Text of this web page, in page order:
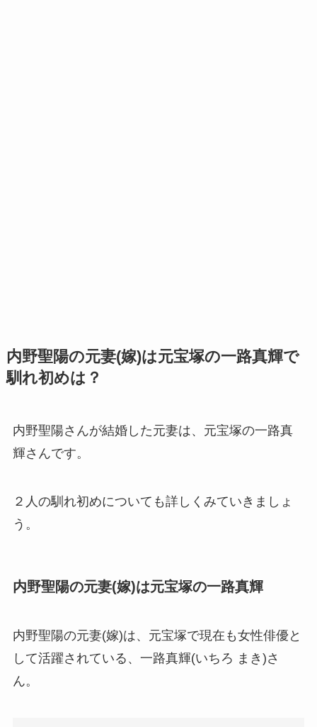
内野聖陽の元妻(嫁)は元宝塚の一路真輝で
馴れ初めは？
内野聖陽さんが結婚した元妻は、元宝塚の一路真
輝さんです。
２人の馴れ初めについても詳しくみていきましょ
う。
内野聖陽の元妻(嫁)は元宝塚の一路真輝
内野聖陽の元妻(嫁)は、元宝塚で現在も女性俳優と
して活躍されている、一路真輝(いちろ まき)さ
ん。